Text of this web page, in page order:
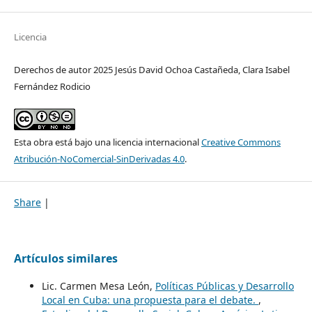
Licencia
Derechos de autor 2025 Jesús David Ochoa Castañeda, Clara Isabel
Fernández Rodicio
Esta obra está bajo una licencia internacionalCreative Commons
Atribución-NoComercial-SinDerivadas 4.0.
Share |
Artículos similares
Lic. Carmen Mesa León, Políticas Públicas y Desarrollo
Local en Cuba: una propuesta para el debate. ,